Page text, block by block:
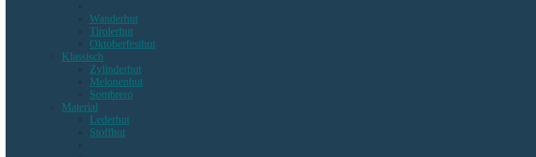
Wanderhut
Tirolerhut
Oktoberfesthut
Klassisch
Zylinderhut
Melonenhut
Sombrero
Material
Lederhut
Stoffhut